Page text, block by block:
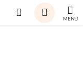
Hľadať